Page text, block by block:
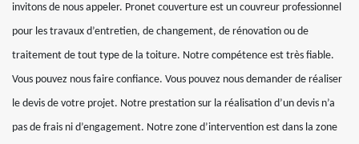
invitons de nous appeler. Pronet couverture est un couvreur professionnel
pour les travaux d’entretien, de changement, de rénovation ou de
traitement de tout type de la toiture. Notre compétence est très fiable.
Vous pouvez nous faire confiance. Vous pouvez nous demander de réaliser
le devis de votre projet. Notre prestation sur la réalisation d’un devis n’a
pas de frais ni d’engagement. Notre zone d’intervention est dans la zone